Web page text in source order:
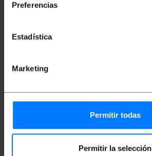
Preferencias
Estadística
Marketing
Permitir todas
Permitir la selección
Número de pacotes: 1
Arquivo de produto 1